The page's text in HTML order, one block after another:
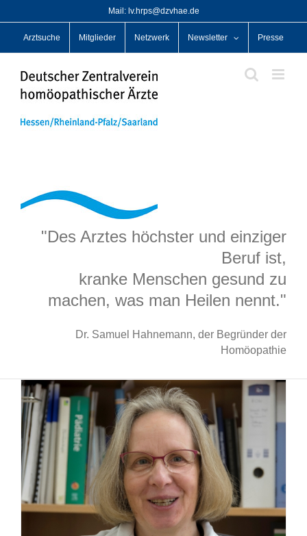
springen
Mail: lv.hrps@dzvhae.de
Arztsuche Mitglieder Netzwerk Newsletter Presse
"Des Arztes höchster und einziger
Beruf ist,
kranke Menschen gesund zu
machen, was man Heilen nennt."
Dr. Samuel Hahnemann, der Begründer der
Homöopathie